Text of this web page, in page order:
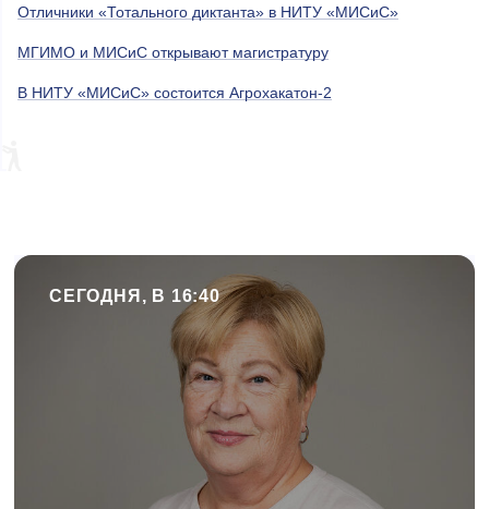
Отличники «Тотального диктанта» в НИТУ «МИСиС»
МГИМО и МИСиС открывают магистратуру
В НИТУ «МИСиС» состоится Агрохакатон-2
СЕГОДНЯ, В 16:40